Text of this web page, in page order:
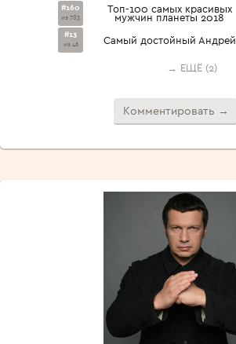
#160
из 783
Топ-100 самых красивых
мужчин планеты 2018
#13
из 46 Самый достойный Андрей
→ ЕЩЁ (2)
Комментировать →